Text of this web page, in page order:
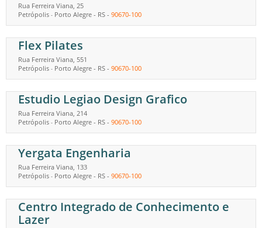
Rua Ferreira Viana, 25
Petrópolis - Porto Alegre - RS - 90670-100
Flex Pilates
Rua Ferreira Viana, 551
Petrópolis - Porto Alegre - RS - 90670-100
Estudio Legiao Design Grafico
Rua Ferreira Viana, 214
Petrópolis - Porto Alegre - RS - 90670-100
Yergata Engenharia
Rua Ferreira Viana, 133
Petrópolis - Porto Alegre - RS - 90670-100
Centro Integrado de Conhecimento e
Lazer